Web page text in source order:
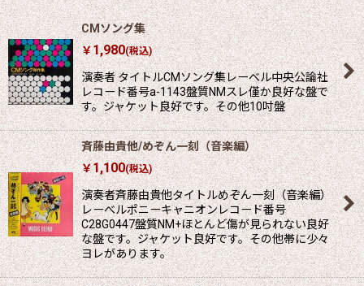
表示数:
並び順:
絞り込む
CMソング集
￥1,980(税込)
演奏者 タイトルCMソング集レーべル中央公論社
レコード番号a-1143盤質NMスレ僅か良好な盤で
す。ジャケット良好です。その他10吋盤
斉藤由貴他/めぞん一刻（音楽編）
￥1,100(税込)
演奏者斉藤由貴他タイトルめぞん一刻（音楽編）
レーべルポニーキャニオンレコード番号
C28G0447盤質NM+ほとんど傷が見られない良好
な盤です。ジャケット良好です。その他帯に少々
ヨレがあります。